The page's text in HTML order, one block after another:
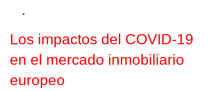
Los impactos del COVID-19
en el mercado inmobiliario
europeo